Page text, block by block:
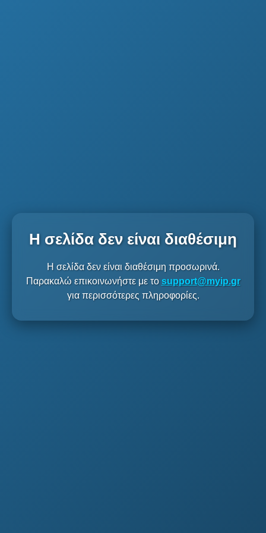
Η σελίδα δεν είναι διαθέσιμη
Η σελίδα δεν είναι διαθέσιμη προσωρινά.
Παρακαλώ επικοινωνήστε με το support@myip.gr
για περισσότερες πληροφορίες.